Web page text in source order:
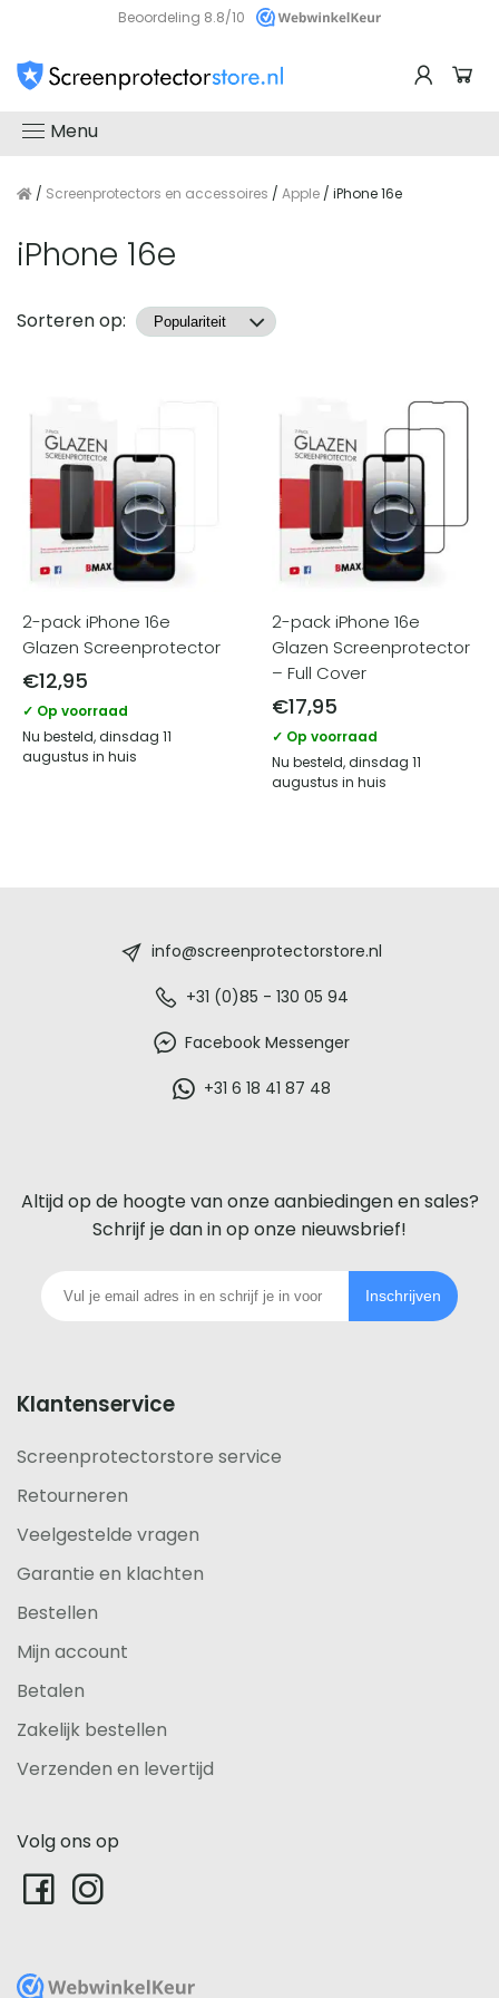
Beoordeling 8.8/10
Menu
/ Screenprotectors en accessoires / Apple / iPhone 16e
iPhone 16e
Producten
Sorteren op:
2-pack iPhone 16e
Glazen Screenprotector
€12,95
✓ Op voorraad
Nu besteld, dinsdag 11
augustus in huis
2-pack iPhone 16e
Glazen Screenprotector
– Full Cover
€17,95
✓ Op voorraad
Nu besteld, dinsdag 11
augustus in huis
voor
iedere
telefoon
info@screenprotectorstore.nl
+31 (0)85 - 130 05 94
Facebook Messenger
+31 6 18 41 87 48
Altijd op de hoogte van onze aanbiedingen en sales?
Schrijf je dan in op onze nieuwsbrief!
Inschrijven
Klantenservice
Screenprotectorstore service
Retourneren
Veelgestelde vragen
Garantie en klachten
Bestellen
Mijn account
Betalen
Zakelijk bestellen
Verzenden en levertijd
Volg ons op
WebwinkelKeur